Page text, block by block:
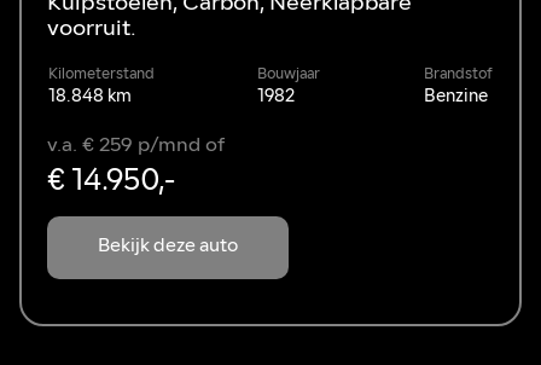
voorruit.
Kilometerstand
18.848 km
Bouwjaar
1982
Brandstof
Benzine
Bekijk deze auto
v.a. € 259 p/mnd of
€ 14.950,-